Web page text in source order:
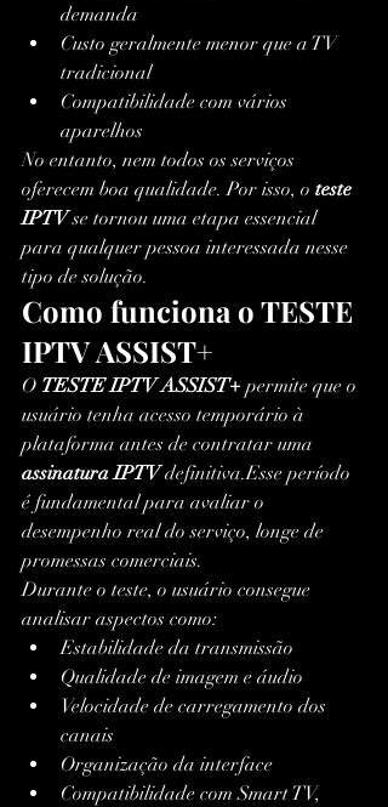
demanda
Custo geralmente menor que a TV
tradicional
Compatibilidade com vários
aparelhos
No entanto, nem todos os serviços
oferecem boa qualidade. Por isso, o teste
IPTV se tornou uma etapa essencial
para qualquer pessoa interessada nesse
tipo de solução.
Como funciona o TESTE
IPTV ASSIST+
O TESTE IPTV ASSIST+ permite que o
usuário tenha acesso temporário à
plataforma antes de contratar uma
assinatura IPTV definitiva.Esse período
é fundamental para avaliar o
desempenho real do serviço, longe de
promessas comerciais.
Durante o teste, o usuário consegue
analisar aspectos como:
Estabilidade da transmissão
Qualidade de imagem e áudio
Velocidade de carregamento dos
canais
Organização da interface
Compatibilidade com Smart TV,